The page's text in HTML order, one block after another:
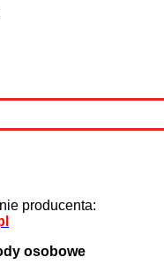
producenta:
osobowe